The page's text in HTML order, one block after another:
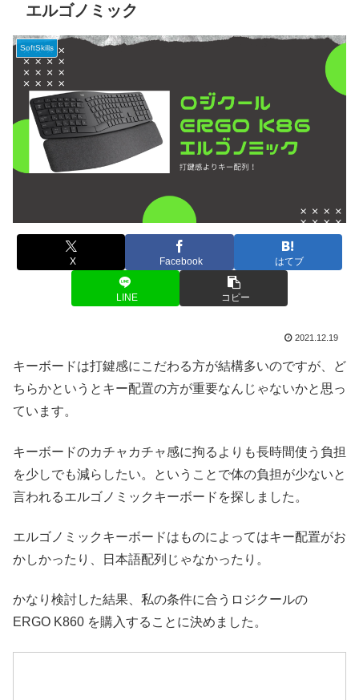
エルゴノミック
SoftSkills
X Facebook はてブ
LINE コピー
2021.12.19
キーボードは打鍵感にこだわる方が結構多いのですが、ど
ちらかというとキー配置の方が重要なんじゃないかと思っ
ています。
キーボードのカチャカチャ感に拘るよりも長時間使う負担
を少しでも減らしたい。ということで体の負担が少ないと
言われるエルゴノミックキーボードを探しました。
エルゴノミックキーボードはものによってはキー配置がお
かしかったり、日本語配列じゃなかったり。
かなり検討した結果、私の条件に合うロジクールの
ERGO K860 を購入することに決めました。